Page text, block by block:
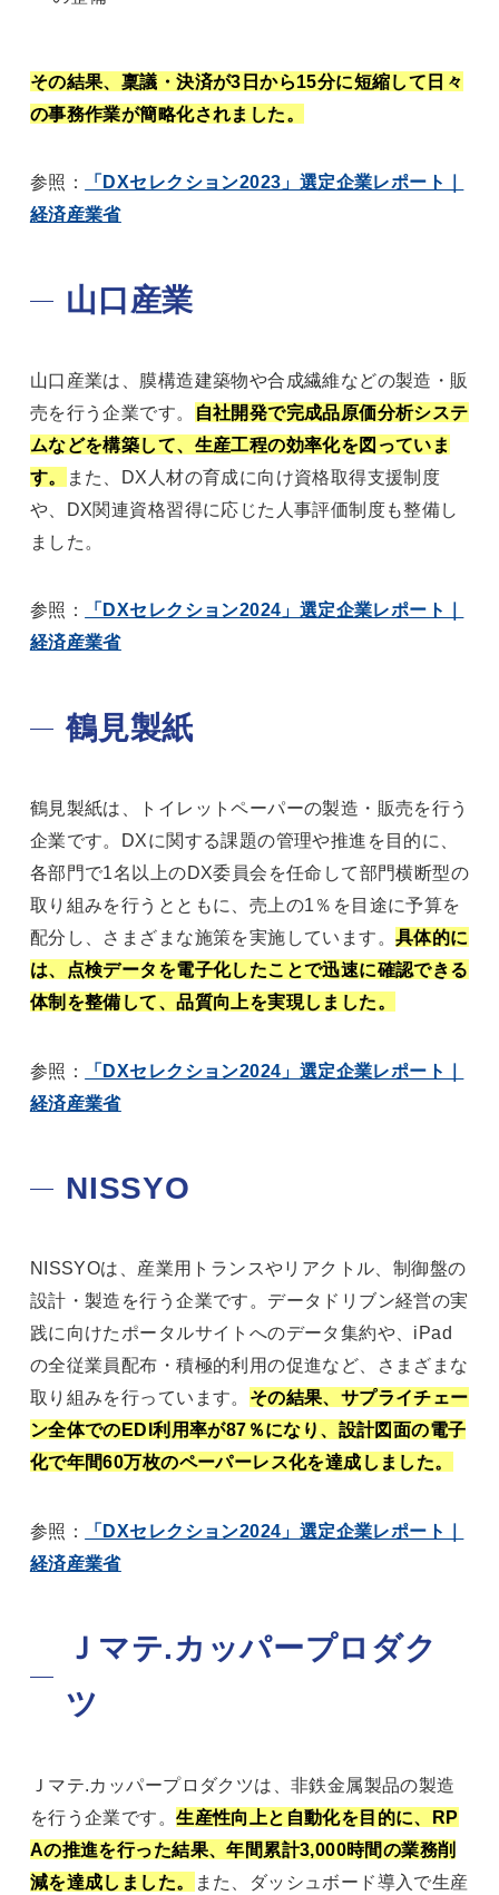
その結果、稟議・決済が3日から15分に短縮して日々
の事務作業が簡略化されました。
参照：
「DXセレクション2023」選定企業レポート｜
経済産業省
山口産業
山口産業は、膜構造建築物や合成繊維などの製造・販
売を行う企業です。
自社開発で完成品原価分析システ
ムなどを構築して、生産工程の効率化を図っていま
す。
また、DX人材の育成に向け資格取得支援制度
や、DX関連資格習得に応じた人事評価制度も整備し
ました。
参照：
「DXセレクション2024」選定企業レポート｜
経済産業省
鶴見製紙
鶴見製紙は、トイレットペーパーの製造・販売を行う
企業です。DXに関する課題の管理や推進を目的に、
各部門で1名以上のDX委員会を任命して部門横断型の
取り組みを行うとともに、売上の1％を目途に予算を
配分し、さまざまな施策を実施しています。 具体的に
は、点検データを電子化したことで迅速に確認できる
体制を整備して、品質向上を実現しました。
参照：
「DXセレクション2024」選定企業レポート｜
経済産業省
NISSYO
NISSYOは、産業用トランスやリアクトル、制御盤の
設計・製造を行う企業です。データドリブン経営の実
践に向けたポータルサイトへのデータ集約や、iPad
の全従業員配布・積極的利用の促進など、さまざまな
取り組みを行っています。 その結果、サプライチェー
ン全体でのEDI利用率が87％になり、設計図面の電子
化で年間60万枚のペーパーレス化を達成しました。
参照：
「DXセレクション2024」選定企業レポート｜
経済産業省
Ｊマテ.カッパープロダク
ツ
Ｊマテ.カッパープロダクツは、非鉄金属製品の製造
を行う企業です。生産性向上と自動化を目的に、RP
Aの推進を行った結果、年間累計3,000時間の業務削
減を達成しました。
また、ダッシュボード導入で生産